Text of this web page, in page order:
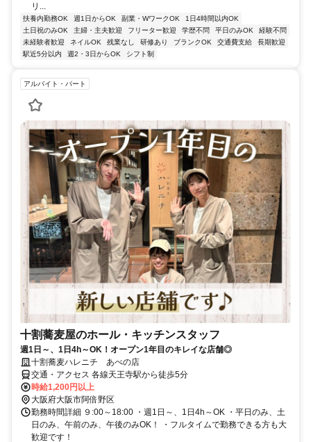
リ...
扶養内勤務OK 週1日からOK 副業・WワークOK
1日4時間以内OK
土日祝のみOK
主婦・主夫歓迎 フリーター歓迎 学歴不問 平日のみOK
経験不問
未経験者歓迎
ネイルOK 残業なし 研修あり ブランクOK 交通費支給
長期歓迎
駅近5分以内
週2・3日からOK シフト制
アルバイト・パート
十割蕎麦屋のホール・キッチンスタッフ
週1日～、1日4h～OK！オープン1年目のキレイな店舗◎
十割蕎麦ハレニチ あべの店
交通・アクセス 各線天王寺駅から徒歩5分
時給1,200円以上
大阪府大阪市阿倍野区
勤務時間詳細 ９:00～18:00 ・週1日～、1日4h～OK ・平日のみ、土
日のみ、午前のみ、午後のみOK！ ・フルタイムで勤務できる方も大
歓迎です！